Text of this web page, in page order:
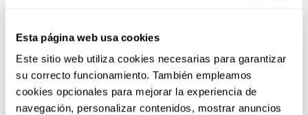
Esta página web usa cookies
Este sitio web utiliza cookies necesarias para garantizar
su correcto funcionamiento. También empleamos
cookies opcionales para mejorar la experiencia de
navegación, personalizar contenidos, mostrar anuncios
ETHYLHEXYLGLYCERIN & PROPANEDIOL;
LAURDIMONIUM HYDROXYPROPYL HYDROLYZED
COLLAGEN; PARFUM (FRAGRANCE); PEG-120
METHYL GLUCOSE TRIOLEATE & PROPYLENE
GLYCOL & AQUA; DIMETHICONE PEG-7
ISOSTEARATE; FD&C YELLOW N° 5 (CI 19140) & FD&C
YELLOW N° 6 (CI 15585); CITRIC ACID.